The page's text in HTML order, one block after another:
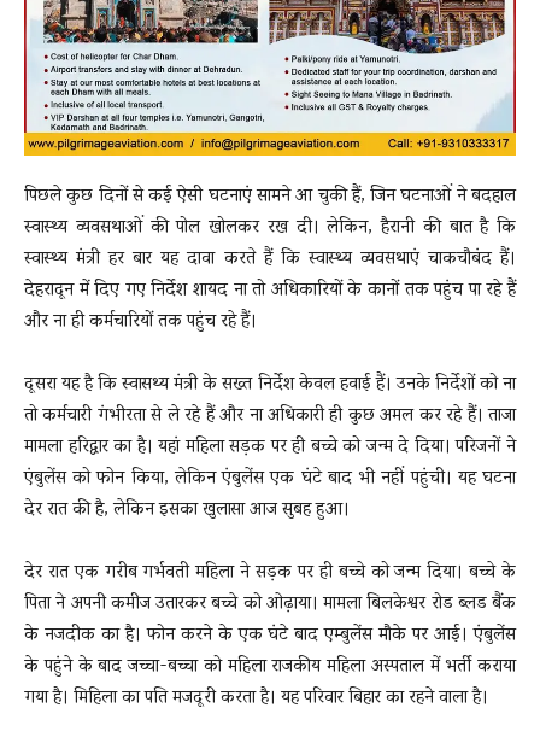
पिछले कुछ दिनों से कई ऐसी घटनाएं सामने आ चुकी हैं, जिन घटनाओं ने बदहाल
स्वास्थ्य व्यवसथाओं की पोल खोलकर रख दी। लेकिन, हैरानी की बात है कि
स्वास्थ्य मंत्री हर बार यह दावा करते हैं कि स्वास्थ्य व्यवसथाएं चाकचौबंद हैं।
देहरादून में दिए गए निर्देश शायद ना तो अधिकारियों के कानों तक पहुंच पा रहे हैं
और ना ही कर्मचारियों तक पहुंच रहे हैं।
दूसरा यह है कि स्वासथ्य मंत्री के सख्त निर्देश केवल हवाई हैं। उनके निर्देशों को ना
तो कर्मचारी गंभीरता से ले रहे हैं और ना अधिकारी ही कुछ अमल कर रहे हैं। ताजा
मामला हरिद्वार का है। यहां महिला सड़क पर ही बच्चे को जन्म दे दिया। परिजनों ने
एंबुलेंस को फोन किया, लेकिन एंबुलेंस एक घंटे बाद भी नहीं पहुंची। यह घटना
देर रात की है, लेकिन इसका खुलासा आज सुबह हुआ।
देर रात एक गरीब गर्भवती महिला ने सड़क पर ही बच्चे को जन्म दिया। बच्चे के
पिता ने अपनी कमीज उतारकर बच्चे को ओढ़ाया। मामला बिलकेश्वर रोड ब्लड बैंक
के नजदीक का है। फोन करने के एक घंटे बाद एम्बुलेंस मौके पर आई। एंबुलेंस
के पहुंने के बाद जच्‍चा-बच्‍चा को महिला राजकीय महिला अस्पताल में भर्ती कराया
गया है। मिहिला का पति मजदूरी करता है। यह परिवार बिहार का रहने वाला है।